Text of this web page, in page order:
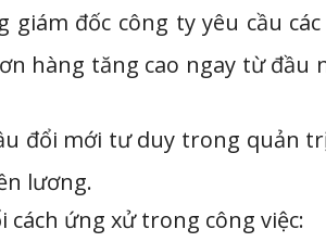
đốc công ty yêu cầu
hàng tăng cao ngay từ
đổi mới tư duy trong quản
lương.
ứng xử trong công việc: